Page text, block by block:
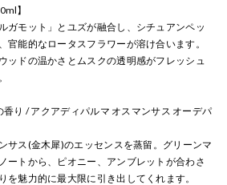
】
ガモット」とユズが融合し、シチュアンペッ
官能的なロータスフラワーが溶け合います。
ッドの温かさとムスクの透明感がフレッシュ
香り / アクアディパルマ オスマンサス オーデパ
サス(金木犀)のエッセンスを蒸留。グリーンマ
ートから、ピオニー、アンブレットが合わさ
を魅力的に最大限に引き出してくれます。